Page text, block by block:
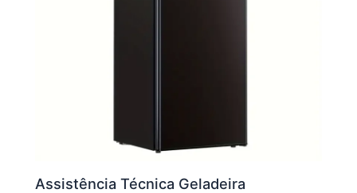
Assistência Técnica Geladeira